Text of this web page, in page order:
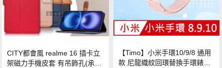
CITY都會風 realme 16 插卡立
架磁力手機皮套 有吊飾孔(承諾
【Timo】小米手環10/9/8 通用
款 尼龍織紋回環替換手環錶帶-